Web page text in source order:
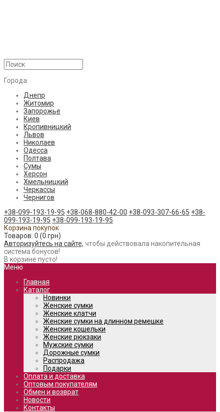
Города
Днепр
Житомир
Запорожье
Киев
Кропивницкий
Львов
Николаев
Одесса
Полтава
Сумы
Херсон
Хмельницкий
Черкассы
Чернигов
+38-099-193-19-95 +38-068-880-42-00 +38-093-307-66-65 +38-
099-193-19-95 +38-099-193-19-95
Корзина покупок
Товаров: 0 (0 грн)
Авторизуйтесь на сайте, чтобы действовала накопительная
система бонусов!
В корзине пусто!
Меню
Главная
Каталог
Новинки
Женские сумки
Женские клатчи
Женские сумки на длинном ремешке
Женские кошельки
Женские рюкзаки
Мужские сумки
Дорожные сумки
Распродажа
Подарки
Оплата и доставка
Оптовым покупателям
Обмен и возврат
Новости
Контакты